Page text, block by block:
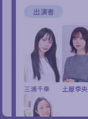
出演者
三浦千幸 土屋李央